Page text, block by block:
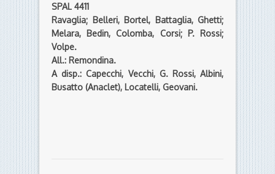
SPAL 4411
Ravaglia; Belleri, Bortel, Battaglia, Ghetti;
Melara, Bedin, Colomba, Corsi; P. Rossi;
Volpe.
All.: Remondina.
A disp.: Capecchi, Vecchi, G. Rossi, Albini,
Busatto (Anaclet), Locatelli, Geovani.